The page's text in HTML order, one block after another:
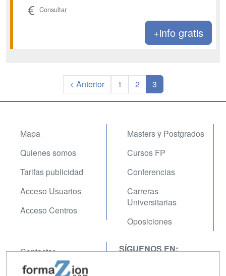
Consultar
+info gratis
< Anterior 1 2 3
Mapa
Quienes somos
Tarifas publicidad
Acceso Usuarios
Acceso Centros
Masters y Postgrados
Cursos FP
Conferencias
Carreras
Universitarias
Oposiciones
Contactar
Confidencialidad
SÍGUENOS EN: